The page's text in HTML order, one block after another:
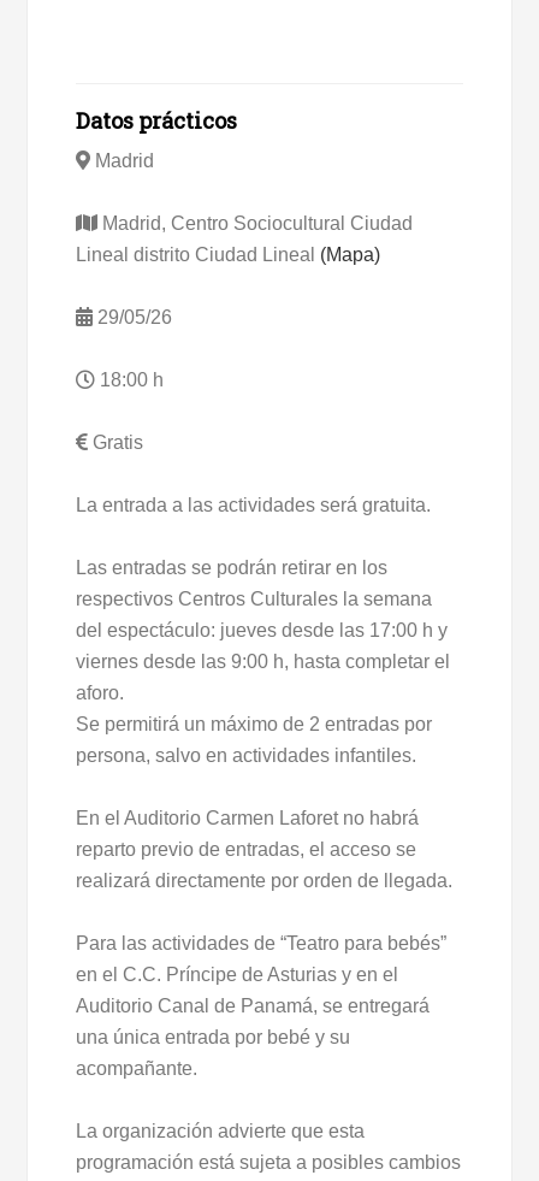
Datos prácticos
Madrid
Madrid, Centro Sociocultural Ciudad
Lineal distrito Ciudad Lineal (Mapa)
29/05/26
18:00 h
Gratis
La entrada a las actividades será gratuita.
Las entradas se podrán retirar en los
respectivos Centros Culturales la semana
del espectáculo: jueves desde las 17:00 h y
viernes desde las 9:00 h, hasta completar el
aforo.
Se permitirá un máximo de 2 entradas por
persona, salvo en actividades infantiles.
En el Auditorio Carmen Laforet no habrá
reparto previo de entradas, el acceso se
realizará directamente por orden de llegada.
Para las actividades de “Teatro para bebés”
en el C.C. Príncipe de Asturias y en el
Auditorio Canal de Panamá, se entregará
una única entrada por bebé y su
acompañante.
La organización advierte que esta
programación está sujeta a posibles cambios